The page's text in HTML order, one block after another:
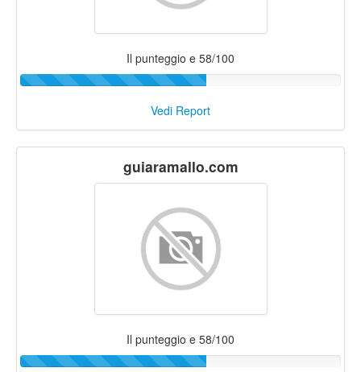
Il punteggio e 58/100
Vedi Report
guiaramallo.com
Il punteggio e 58/100